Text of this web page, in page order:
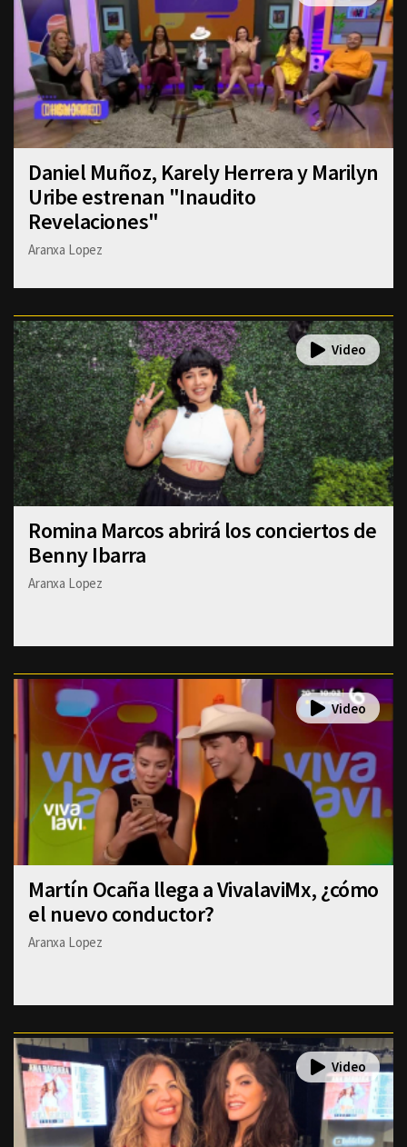
Daniel Muñoz, Karely Herrera y Marilyn
Uribe estrenan "Inaudito
Revelaciones"
Aranxa Lopez
Romina Marcos abrirá los conciertos de
Benny Ibarra
Aranxa Lopez
Martín Ocaña llega a VivalaviMx, ¿cómo
el nuevo conductor?
Aranxa Lopez